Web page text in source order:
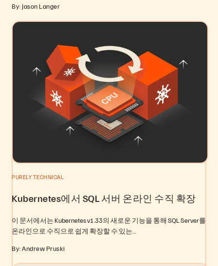
By: Jason Langer
PURELY TECHNICAL
Kubernetes에서 SQL 서버 온라인 수직 확장
이 문서에서는 Kubernetes v1.33의 새로운 기능을 통해 SQL Server를
온라인으로 수직으로 쉽게 확장할 수 있는…
By: Andrew Pruski